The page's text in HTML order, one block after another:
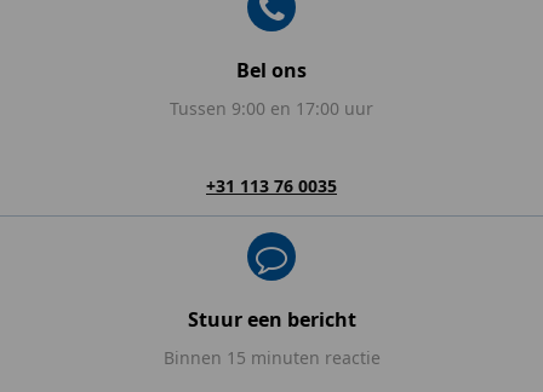
Bel ons
Tussen 9:00 en 17:00 uur
+31 113 76 0035
Stuur een bericht
Binnen 15 minuten reactie